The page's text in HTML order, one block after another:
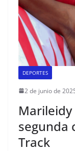
DEPORTES
2 de junio de
Marileidy
segunda
Track